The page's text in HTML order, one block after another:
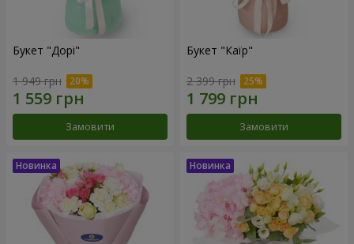
Букет "Дорі"
1 949 грн
Замовити
Букет "Каїр"
2 399 грн
Замовити